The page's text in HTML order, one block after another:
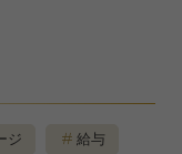
ジ 給与